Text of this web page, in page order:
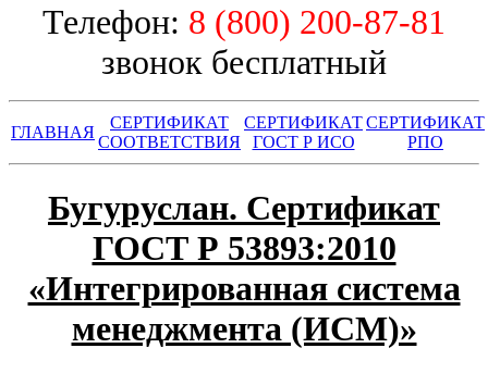
Телефон: 8 (800) 200-87-81
звонок бесплатный
ГЛАВНАЯ
СЕРТИФИКАТ
СООТВЕТСТВИЯ
СЕРТИФИКАТ
ГОСТ Р ИСО
СЕРТИФИКАТ
РПО
Бугуруслан. Сертификат
ГОСТ Р 53893:2010
«Интегрированная система
менеджмента (ИСМ)»